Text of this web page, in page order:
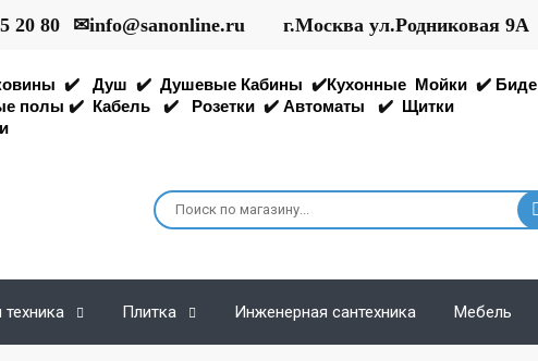
20 80 ✉info@sanonline.ru г.Москва ул.Родниковая 9А
✔️ Душ ✔️ Душевые Кабины ✔️Кухонные Мойки ✔️ Биде
полы ✔️ Кабель ✔️ Розетки ✔️ Автоматы ✔️ Щитки
Плитка Инженерная сантехника Мебель